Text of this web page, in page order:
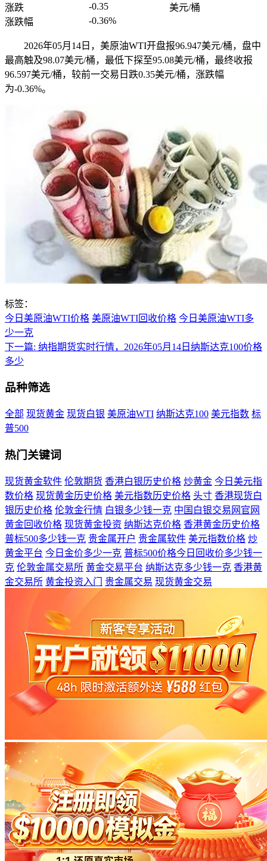
涨跌
-0.35
美元/桶
涨跌幅
-0.36%
2026年05月14日，美原油WTI开盘报96.947美元/桶，盘中
最高触及98.07美元/桶，最低下探至95.08美元/桶，最终收报
96.597美元/桶，较前一交易日跌0.35美元/桶，涨跌幅
为-0.36%。
标签：
今日美原油WTI价格 美原油WTI回收价格 今日美原油WTI多
少一克
下一篇: 纳指期货实时行情，2026年05月14日纳斯达克100价格
多少
品种筛选
全部 现货黄金 现货白银 美原油WTI 纳斯达克100 美元指数 标
普500
热门关键词
现货黄金软件 伦敦期货 香港白银历史价格 炒黄金 今日美元指
数价格 现货黄金历史价格 美元指数历史价格 头寸 香港现货白
银历史价格 伦敦金行情 白银多少钱一克 中国白银交易网官网
黄金回收价格 现货黄金投资 纳斯达克价格 香港黄金历史价格
普标500多少钱一克 贵金属开户 贵金属软件 美元指数价格 炒
黄金平台 今日金价多少一克 普标500价格今日回收价多少钱一
克 伦敦金属交易所 黄金交易平台 纳斯达克多少钱一克 香港黄
金交易所 黄金投资入门 贵金属交易 现货黄金交易